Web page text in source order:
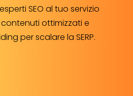
SEO al tuo servizio
ottimizzati e
per scalare la SERP.